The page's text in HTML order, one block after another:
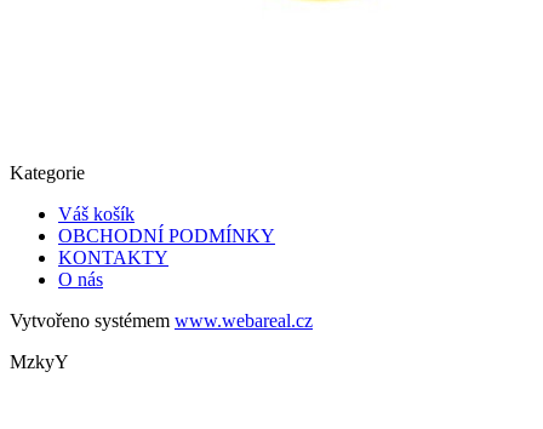
Kategorie
Váš košík
OBCHODNÍ PODMÍNKY
KONTAKTY
O nás
Vytvořeno systémem www.webareal.cz
MzkyY